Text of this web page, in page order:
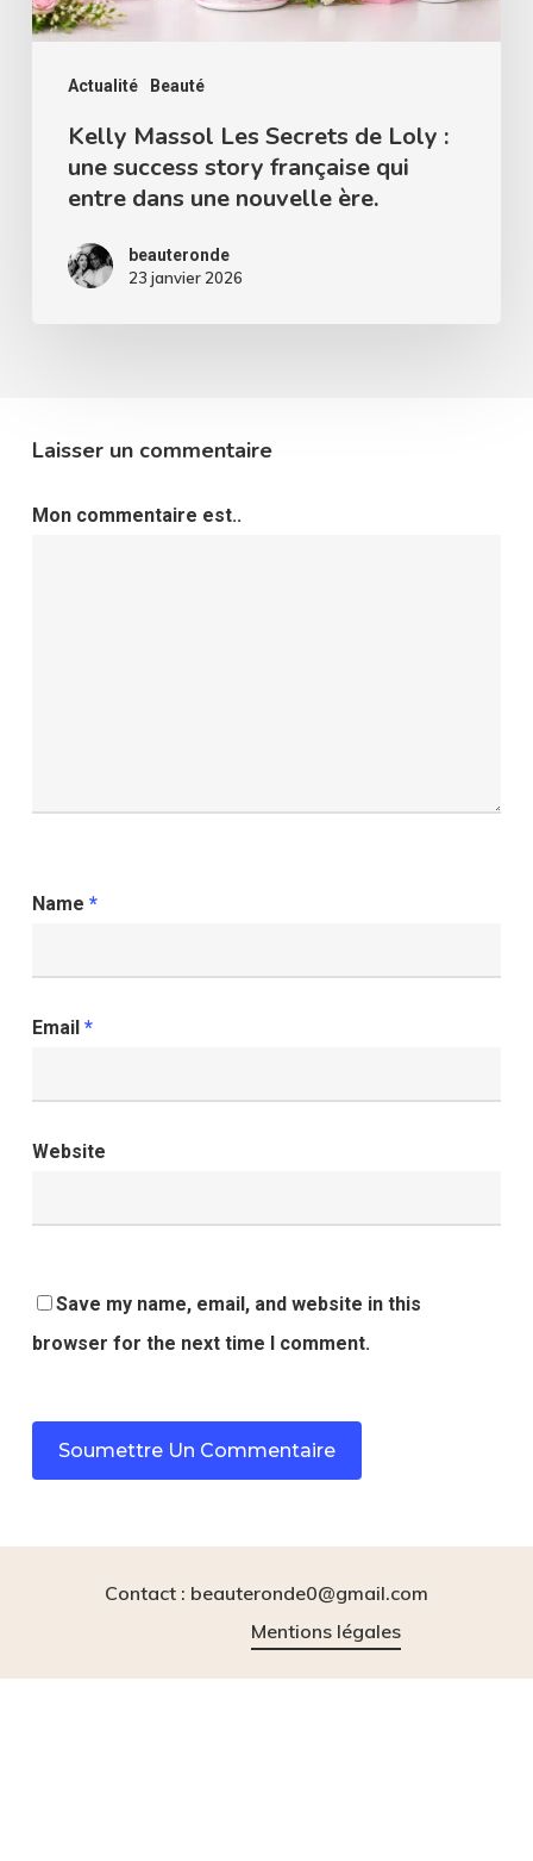
Actualité Beauté
une
success
story
française
entre
Kelly Massol Les Secrets de Loly :
une success story française qui
entre dans une nouvelle ère.
beauteronde
23 janvier 2026
Laisser un commentaire
Mon commentaire est..
Name *
Email *
Website
Save my name, email, and website in this
browser for the next time I comment.
Contact : beauteronde0@gmail.com
Mentions légales